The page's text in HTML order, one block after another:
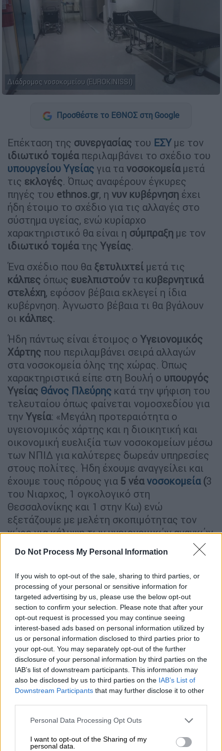
Do Not Process My Personal Information
If you wish to opt-out of the sale, sharing to third parties, or
processing of your personal or sensitive information for
targeted advertising by us, please use the below opt-out
section to confirm your selection. Please note that after your
opt-out request is processed you may continue seeing
interest-based ads based on personal information utilized by
us or personal information disclosed to third parties prior to
your opt-out. You may separately opt-out of the further
disclosure of your personal information by third parties on the
IAB’s list of downstream participants. This information may
also be disclosed by us to third parties on the IAB’s List of
Downstream Participants that may further disclose it to other
Please note that this website/app uses one or more Google
not limited to your visit or usage behaviour. You may click to
grant or deny consent to Google and its third-party tags to
Personal Data Processing Opt Outs
I want to opt-out of the Sharing of my
personal data.
Διάδρομος νοσοκομείου (EUROKINISSI)
Προσθέστε το ΕΘΝΟΣ στη Google
Επέκταση της συνεργασίας του ΕΣΥμε τον
ιδιωτικό τομέαπεριλαμβάνει το σχέδιο του
υπουργείου Υγείας για τα νοσοκομείαμετά
τις εκλογές. Όπως αναφέρουν έγκυρες
πηγές του ethnos.gr, η νυν κυβέρνηση έχει
ήδη έτοιμο το σχέδιο για τις αλλαγές στο
σύστημα υγείας, ενώ κυρίαρχο
χαρακτηριστικό θα είναι η σύμπραξη με τον
ιδιωτικό τομέατης Υγείας.
Ένα σχέδιο που θα ξετυλιχτεί μετά τις
κάλπες όπως ευελπιστούν τα κυβερνητικά
στελέχη, εφόσον βέβαια εκλεγεί η ίδια
κυβέρνηση. Άγνωστο βέβαια τι θα βγάλουν
οι κάλπες.
Ήδη πάντως είναι έτοιμος ο Υγειονομικός
Χάρτης που περιλαμβάνει σειρά αλλαγών
στα νοσοκομεία όλης της χώρας. Όπως
χαρακτηριστικά είπε στη Βουλή ο υπουργός
Υγείας Θάνος Πλεύρης κατά την ψήφιση του
τελευταίου όπως φαίνεται νομοσχεδίου για
την Υγεία: «Μεγάλη προτεραιότητα ο
υγειονομικός χάρτης και η διοικητική και
οικονομική ευελιξία των νοσοκομείων μέσω
των ΝΠΙΔ για καλύτερες δωρεάν υπηρεσίες
στους πολίτες. Ήδη έχουμε αναγγείλει και
έχουμε τους πόρους για 5 νέανοσοκομεία (3
του Νιαρχος, 1 ογκολογικό στη
Θεσσαλονίκης και 1 στην Κω) ενώ
εξετάζουμε με μελέτη σκοπιμότητας τον
χώρο για κάλυψη των υγειονομικών αναγκών
ενισχυθεί η συνεργασία τουΕΣΥμε τον
ιδιωτικό τομέα καθώς μίλησε για: «Ενίσχυση
των συνεργασιών με ιδιωτικό τομέα για
αύξηση κλινών ΜΕΘ και μείωση επικουρικών
κλινών».
Τι περιλαμβάνει το σχέδιο
Τοσχέδιοπου έχει καταρτίσει το υπουργείο
Υγείας σύμφωνα με έγκυρες πληροφορίες
με ιδιωτικές κλινικές, ώστε να
συνεφημερεύουν και να καλύπτονται οι